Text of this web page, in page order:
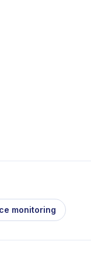
monitoring